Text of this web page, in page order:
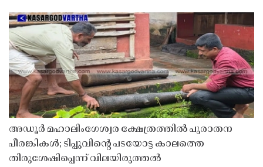
അഡൂർ മഹാലിംഗേശ്വര ക്ഷേത്രത്തിൽ പുരാതന
പീരങ്കികൾ; ടിപ്പുവിൻ്റെ പടയോട്ട കാലത്തെ
തിരുശേഷിപ്പെന്ന് വിലയിരുത്തൽ